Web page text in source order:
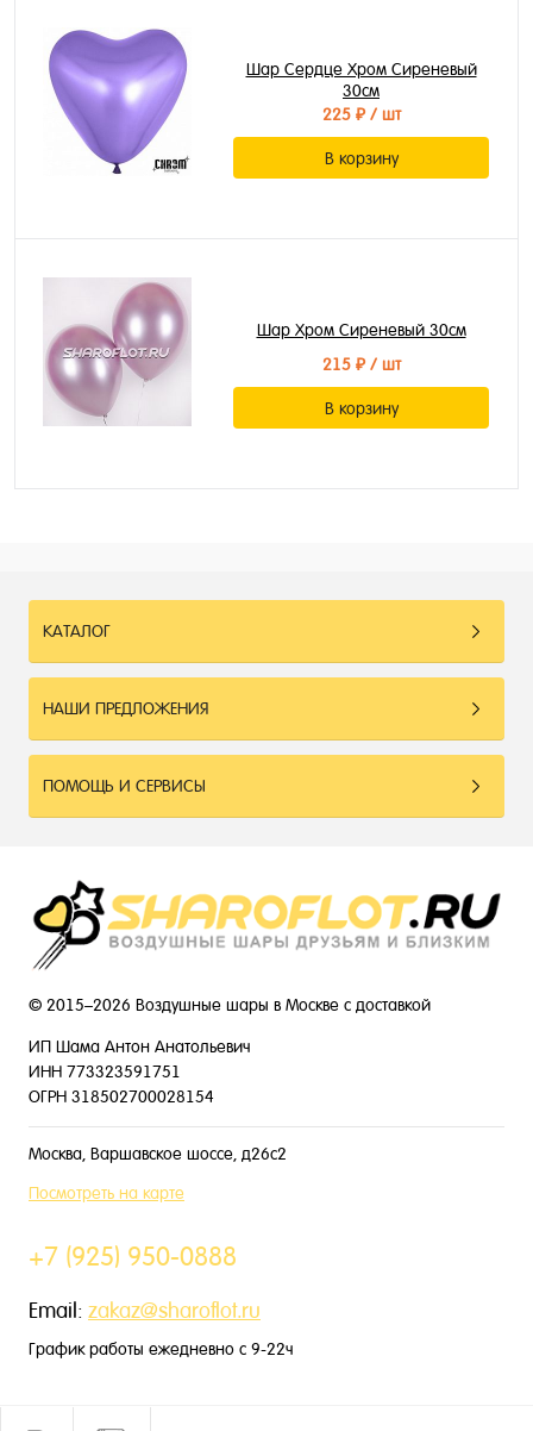
Шар Сердце Хром Сиреневый
30см
225 ₽/ шт
В корзину
Шар Хром Сиреневый 30см
215 ₽/ шт
В корзину
КАТАЛОГ
НАШИ ПРЕДЛОЖЕНИЯ
ПОМОЩЬ И СЕРВИСЫ
© 2015–2026 Воздушные шары в Москве с доставкой
ИП Шама Антон Анатольевич
ИНН 773323591751
ОГРН 318502700028154
Москва, Варшавское шоссе, д26с2
Посмотреть на карте
+7 (925) 950-0888
Email: zakaz@sharoflot.ru
График работы ежедневно с 9-22ч